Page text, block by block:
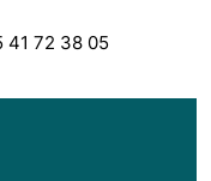
41 72 38 05